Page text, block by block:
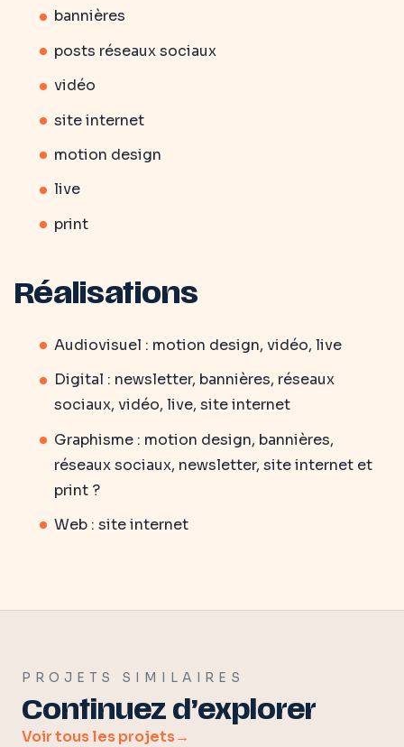
bannières
posts réseaux sociaux
vidéo
site internet
motion design
live
print
Réalisations
Audiovisuel : motion design, vidéo, live
Digital : newsletter, bannières, réseaux
sociaux, vidéo, live, site internet
Graphisme : motion design, bannières,
réseaux sociaux, newsletter, site internet et
print ?
Web : site internet
PROJETS SIMILAIRES
Continuez d’explorer
Voir tous les projets→